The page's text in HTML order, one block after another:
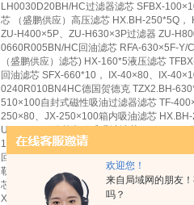
欢迎您！
来自局域网的朋友
吗？
LH0030D20BH/HC过滤器滤芯 SFBX-
芯 （盛鹏供应）高压滤芯 HX.BH-250*5Q
ZU-H400×5P、ZU-H630×3P过滤器 ZU-
0660R005BN/HC回油滤芯 RFA-630×5F-Y/
（盛鹏供应）滤芯) HX-160*5液压滤芯
回油滤芯 SFX-660*10， IX-40×80、IX-
0240R010BN4HC德国贺德克 TZX2.BH-
510×100自封式磁性吸油过滤器滤芯 TF-
250×80、JX-250×100箱内吸油滤芯
UX-25×100箱外內积式吸油滤芯 JX-
16×100-J吸油滤网 HX-63*30Q 黎明滤芯
回油滤芯 RFA-100×10L-Y/C回油滤油器
勒滤芯 GP300×3Q2、GP300×5Q2磁性回
芯 ISV50-250×180C吸油滤油器 ZU-
XNJ-160×80C过滤器型号 滤芯